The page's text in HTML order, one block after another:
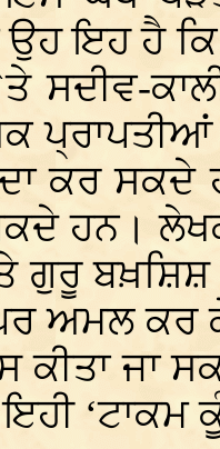
ਉਹ ਇਹ ਹੈ
ਸਦੀਵ-
ਪ੍ਰਾਪਤੀਆਂ
ਕਰ ਸਕਦੇ
ਹਨ।
ਗੁਰੂ
ਅਮਲ ਕਰ
ਕੀਤਾ ਜਾ